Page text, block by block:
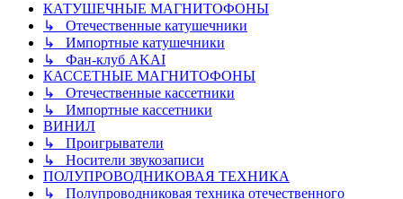
КАТУШЕЧНЫЕ МАГНИТОФОНЫ
↳ Отечественные катушечники
↳ Импортные катушечники
↳ Фан-клуб AKAI
КАССЕТНЫЕ МАГНИТОФОНЫ
↳ Отечественные кассетники
↳ Импортные кассетники
ВИНИЛ
↳ Проигрыватели
↳ Носители звукозаписи
ПОЛУПРОВОДНИКОВАЯ ТЕХНИКА
↳ Полупроводниковая техника отечественного